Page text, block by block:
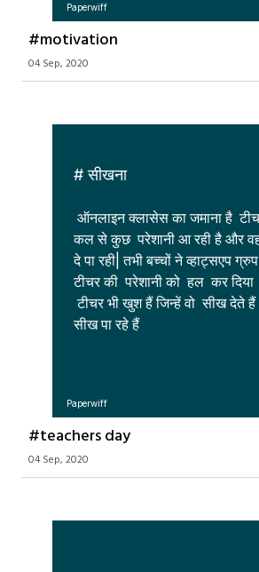
Paperwiff
#motivation
04 Sep, 2020
# सीखना
कल से कुछ  परेशानी आ रही है और
दे पा रही| तभी बच्चों ने व्हाट्सएप
टीचर की  परेशानी को  हल  कर दिया
टीचर भी खुश हैं जिन्हें वो  सीख देते हैं आज उनसे
सीख पा रहे हैं
Paperwiff
#teachers day
04 Sep, 2020